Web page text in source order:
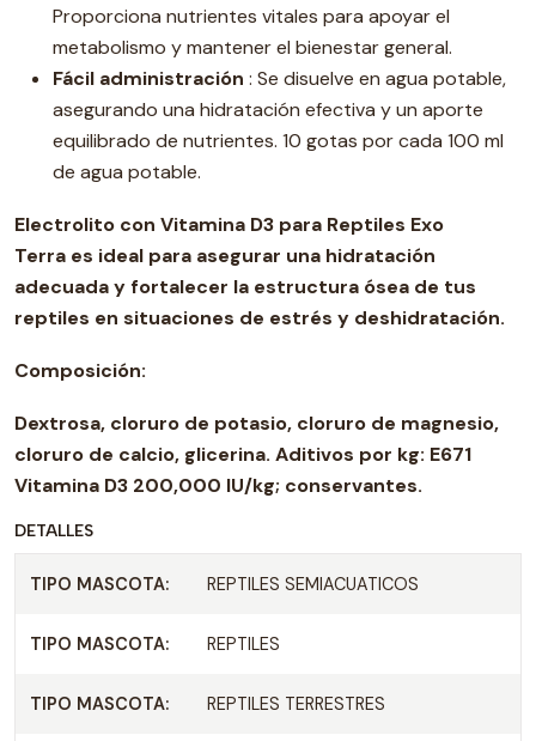
Proporciona nutrientes vitales para apoyar el
metabolismo y mantener el bienestar general.
Fácil administración : Se disuelve en agua potable,
asegurando una hidratación efectiva y un aporte
equilibrado de nutrientes. 10 gotas por cada 100 ml
de agua potable.
Electrolito con Vitamina D3 para Reptiles Exo
Terra es ideal para asegurar una hidratación
adecuada y fortalecer la estructura ósea de tus
reptiles en situaciones de estrés y deshidratación.
Composición:
Dextrosa, cloruro de potasio, cloruro de magnesio,
cloruro de calcio, glicerina. Aditivos por kg: E671
Vitamina D3 200,000 IU/kg; conservantes.
DETALLES
TIPO MASCOTA: REPTILES SEMIACUATICOS
TIPO MASCOTA: REPTILES
TIPO MASCOTA: REPTILES TERRESTRES